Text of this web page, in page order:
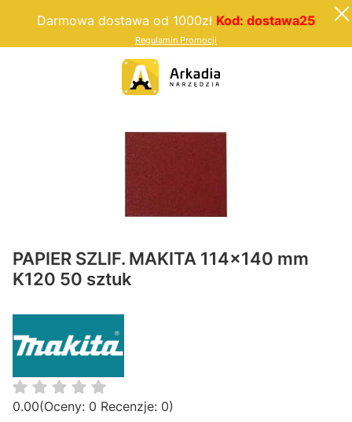
Darmowa dostawa od 1000zł Kod: dostawa25
Regulamin Promocji
PAPIER SZLIF. MAKITA 114x140 mm
K120 50 sztuk
0.00(Oceny: 0 Recenzje: 0)